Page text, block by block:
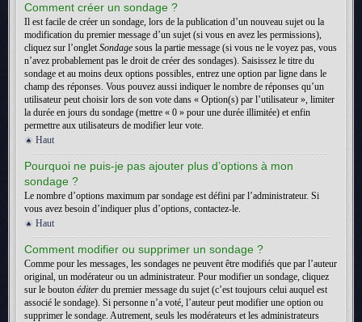
Comment créer un sondage ?
Il est facile de créer un sondage, lors de la publication d’un nouveau sujet ou la
modification du premier message d’un sujet (si vous en avez les permissions),
cliquez sur l’ongletSondage sous la partie message (si vous ne le voyez pas, vous
n’avez probablement pas le droit de créer des sondages). Saisissez le titre du
sondage et au moins deux options possibles, entrez une option par ligne dans le
champ des réponses. Vous pouvez aussi indiquer le nombre de réponses qu’un
utilisateur peut choisir lors de son vote dans « Option(s) par l’utilisateur », limiter
la durée en jours du sondage (mettre « 0 » pour une durée illimitée) et enfin
permettre aux utilisateurs de modifier leur vote.
Haut
Pourquoi ne puis-je pas ajouter plus d’options à mon
sondage ?
Le nombre d’options maximum par sondage est défini par l’administrateur. Si
vous avez besoin d’indiquer plus d’options, contactez-le.
Haut
Comment modifier ou supprimer un sondage ?
Comme pour les messages, les sondages ne peuvent être modifiés que par l’auteur
original, un modérateur ou un administrateur. Pour modifier un sondage, cliquez
sur le bouton éditer du premier message du sujet (c’est toujours celui auquel est
associé le sondage). Si personne n’a voté, l’auteur peut modifier une option ou
supprimer le sondage. Autrement, seuls les modérateurs et les administrateurs